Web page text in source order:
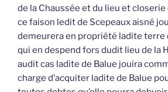
de la Chaussée et du lieu et
ce faison ledit de Scepeaux aisné
demeurera en propriété ladite terre
qui en despend fors dudit lieu de la
audit cas ladite de Balue jouira
charge d’acquiter ladite de Balue